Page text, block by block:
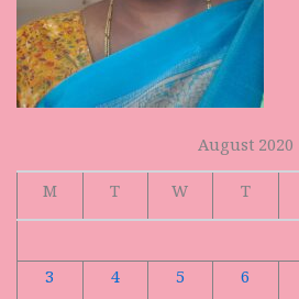
August 2020
M
T W T
3
4 5 6